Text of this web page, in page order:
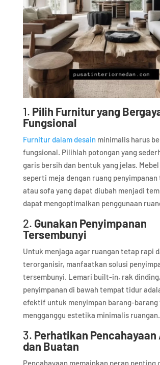
1. Pilih Furnitur yang
Fungsional
Furnitur dalam desainminimalis harus
fungsional. Pilihlah potongan yang
garis bersih dan bentuk yang jelas.
seperti meja dengan ruang penyimpanan
atau sofa yang dapat diubah menjadi
dapat mengoptimalkan penggunaan
2. Gunakan Penyimpanan
Tersembunyi
Untuk menjaga agar ruangan tetap rapi
terorganisir, manfaatkan solusi
tersembunyi. Lemari built-in, rak
penyimpanan di bawah tempat tidur
efektif untuk menyimpan barang-barang
mengganggu estetika minimalis ruangan.
3. Perhatikan Pencahayaan
dan Buatan
Pencahayaan memainkan peran penting